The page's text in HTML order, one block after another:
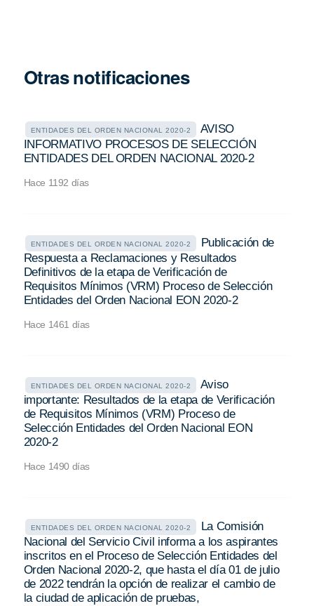
Otras notificaciones
ENTIDADES DEL ORDEN NACIONAL 2020-2
AVISO
INFORMATIVO PROCESOS DE SELECCIÓN
ENTIDADES DEL ORDEN NACIONAL 2020-2
Hace 1192 días
ENTIDADES DEL ORDEN NACIONAL 2020-2
Publicación de
Respuesta a Reclamaciones y Resultados
Definitivos de la etapa de Verificación de
Requisitos Mínimos (VRM) Proceso de Selección
Entidades del Orden Nacional EON 2020-2
Hace 1461 días
ENTIDADES DEL ORDEN NACIONAL 2020-2
Aviso
importante: Resultados de la etapa de Verificación
de Requisitos Mínimos (VRM) Proceso de
Selección Entidades del Orden Nacional EON
2020-2
Hace 1490 días
ENTIDADES DEL ORDEN NACIONAL 2020-2
La Comisión
Nacional del Servicio Civil informa a los aspirantes
inscritos en el Proceso de Selección Entidades del
Orden Nacional 2020-2, que hasta el día 01 de julio
de 2022 tendrán la opción de realizar el cambio de
la ciudad de aplicación de pruebas,